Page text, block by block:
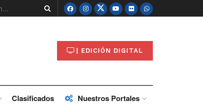
| EDICIÓN DIGITAL
Clasificados Nuestros Portales